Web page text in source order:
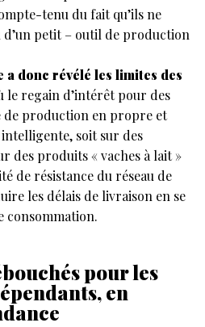
tenu du fait qu’ils ne
d’un petit – outil de production
a donc révélé les limites des
le regain d’intérêt pour des
de production en propre et
soit sur des
des produits « vaches à lait »
de résistance du réseau de
les délais de livraison en se
pour les
en